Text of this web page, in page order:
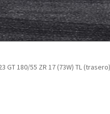
GT 180/55 ZR 17 (73W) TL (trasero)